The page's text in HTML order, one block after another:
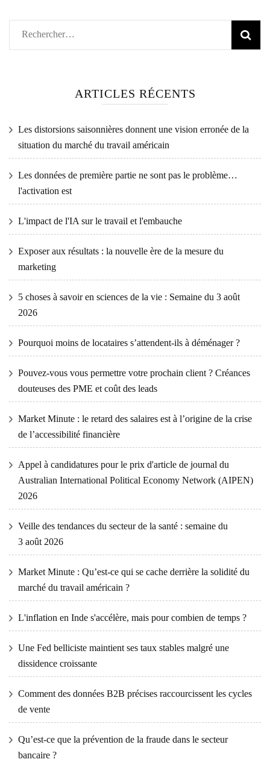
Rechercher :
ARTICLES RÉCENTS
Les distorsions saisonnières donnent une vision erronée de la
situation du marché du travail américain
Les données de première partie ne sont pas le problème…
l'activation est
L'impact de l'IA sur le travail et l'embauche
Exposer aux résultats : la nouvelle ère de la mesure du
marketing
5 choses à savoir en sciences de la vie : Semaine du 3 août
2026
Pourquoi moins de locataires s’attendent-ils à déménager ?
Pouvez-vous vous permettre votre prochain client ? Créances
douteuses des PME et coût des leads
Market Minute : le retard des salaires est à l’origine de la crise
de l’accessibilité financière
Appel à candidatures pour le prix d'article de journal du
Australian International Political Economy Network (AIPEN)
2026
Veille des tendances du secteur de la santé : semaine du
3 août 2026
Market Minute : Qu’est-ce qui se cache derrière la solidité du
marché du travail américain ?
L'inflation en Inde s'accélère, mais pour combien de temps ?
Une Fed belliciste maintient ses taux stables malgré une
dissidence croissante
Comment des données B2B précises raccourcissent les cycles
de vente
Qu’est-ce que la prévention de la fraude dans le secteur
bancaire ?